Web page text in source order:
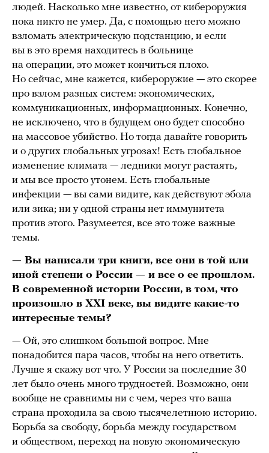
людей. Насколько мне известно, от кибероружия
пока никто не умер. Да, с помощью него можно
взломать электрическую подстанцию, и если
вы в это время находитесь в больнице
на операции, это может кончиться плохо.
Но сейчас, мне кажется, кибероружие — это скорее
про взлом разных систем: экономических,
коммуникационных, информационных. Конечно,
не исключено, что в будущем оно будет способно
на массовое убийство. Но тогда давайте говорить
и о других глобальных угрозах! Есть глобальное
изменение климата — ледники могут растаять,
и мы все просто утонем. Есть глобальные
инфекции — вы сами видите, как действуют эбола
или зика; ни у одной страны нет иммунитета
против этого. Разумеется, все это тоже важные
темы.
— Вы написали три книги, все они в той или
иной степени о России — и все о ее прошлом.
В современной истории России, в том, что
произошло в XXI веке, вы видите какие-то
интересные темы?
— Ой, это слишком большой вопрос. Мне
понадобится пара часов, чтобы на него ответить.
Лучше я скажу вот что. У России за последние 30
лет было очень много трудностей. Возможно, они
вообще не сравнимы ни с чем, через что ваша
страна проходила за свою тысячелетнюю историю.
Борьба за свободу, борьба между государством
и обществом, переход на новую экономическую